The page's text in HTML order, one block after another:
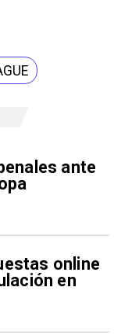
ante
online
en